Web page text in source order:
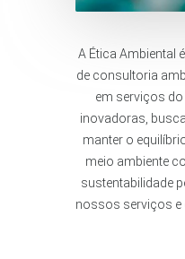
A Ética Ambiental
de consultoria
em serviços
inovadoras,
manter o
meio ambiente
sustentabilidade
nossos serviços e